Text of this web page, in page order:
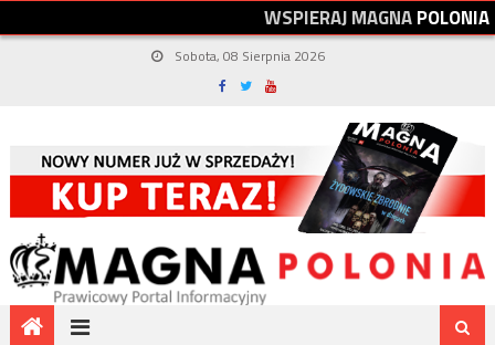
WSPIERAJMAGNAPOLONIA
Sobota, 08 Sierpnia 2026